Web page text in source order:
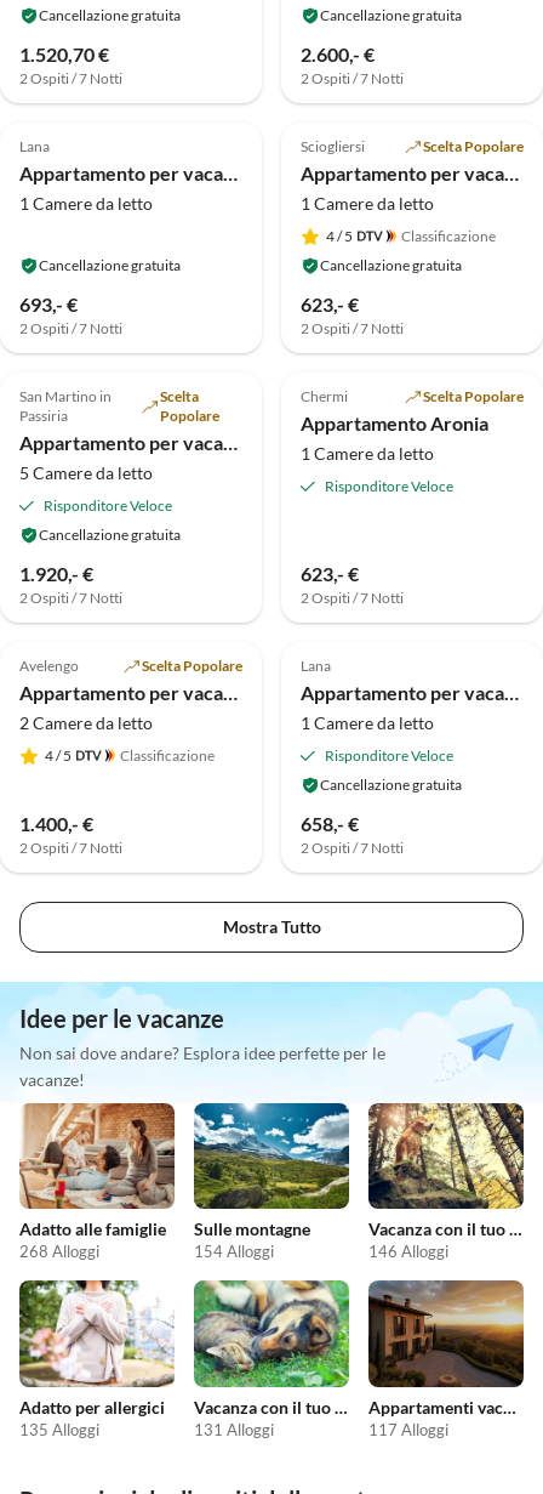
Cancellazione gratuita
1.520,70 €
2 Ospiti / 7 Notti
Cancellazione gratuita
2.600,- €
2 Ospiti / 7 Notti
Alto
4.9 (7)
Lana
1 Camere da letto
Cancellazione gratuita
693,- €
2 Ospiti / 7 Notti
Alto
4.9 (3)
Sciogliersi Scelta Popolare
1 Camere da letto
4/ 5
Classificazione
Cancellazione gratuita
623,- €
2 Ospiti / 7 Notti
Alto
4.9 (3)
San Martino in
Passiria
Scelta
Popolare
5 Camere da letto
Risponditore Veloce
Cancellazione gratuita
1.920,- €
2 Ospiti / 7 Notti
Alto
5.0 (2)
Chermi Scelta Popolare
Appartamento Aronia
1 Camere da letto
Risponditore Veloce
623,- €
2 Ospiti / 7 Notti
Alto
5.0 (1)
Avelengo Scelta Popolare
2 Camere da letto
4/ 5 Classificazione
1.400,- €
2 Ospiti / 7 Notti
Alto
Lana
1 Camere da letto
Risponditore Veloce
Cancellazione gratuita
658,- €
2 Ospiti / 7 Notti
Mostra Tutto
Idee per le vacanze
Non sai dove andare? Esplora idee perfette per le
vacanze!
Adatto alle famiglie
268 Alloggi
Sulle montagne
154 Alloggi
Vacanza con il tuo cane
146 Alloggi
Adatto per allergici
135 Alloggi
Vacanza con il tuo animale domestico
131 Alloggi
Appartamenti vacanze economici
117 Alloggi